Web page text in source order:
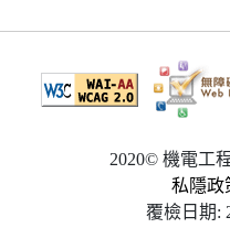
2020© 機電工
私隱政
覆檢日期: